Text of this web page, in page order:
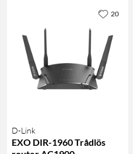
D-Link
EXO DIR-1960 Trådlös
20